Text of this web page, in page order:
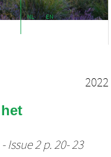
NL EN
2022
Issue 2 p. 20- 23